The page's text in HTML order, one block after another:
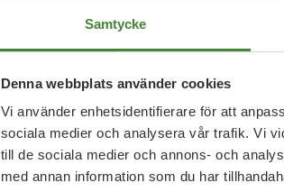
Samtycke
Denna webbplats använder cookies
Vi använder enhetsidentifierare för att
sociala medier och analysera vår trafik. Vi
till de sociala medier och annons- och
med annan information som du har